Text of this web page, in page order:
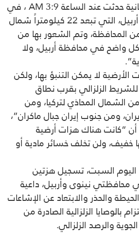
وأضاف أن “الهزة الثانية حدثت عند الساعة 3:9 AM ، في
شرق مركز محافظة أربيل، التي تبعد 22 كيلومتراً شمال
المحافظة، وتم الشعور بها من
واضح في محافظة أربيل، ولا
الأرضية لا يمكن التنبؤ بها، ولكن
الزلزالي بقرب نطاق
الشمال المحاذي لتركيا، ومن
ومن جنوب إيران جبال ماكران”،
“كانت هناك هزات أرضية
ولن تخلف خسائر مادية أو
اليوم السبت، تسجيل هزتين
محافظتي نينوى وأربيل، داعية
والحذر والابتعاد عن الإشاعات
بالوصايا الزلزالية الصادرة من
والرصد الزلزالي.